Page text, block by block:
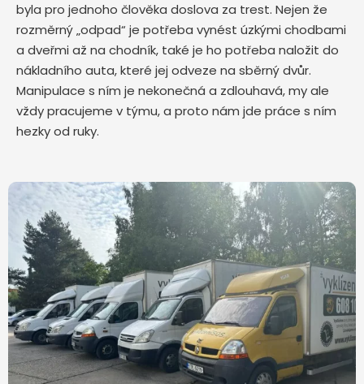
byla pro jednoho člověka doslova za trest. Nejen že
rozměrný „odpad“ je potřeba vynést úzkými chodbami
a dveřmi až na chodník, také je ho potřeba naložit do
nákladního auta, které jej odveze na sběrný dvůr.
Manipulace s ním je nekonečná a zdlouhavá, my ale
vždy pracujeme v týmu, a proto nám jde práce s ním
hezky od ruky.